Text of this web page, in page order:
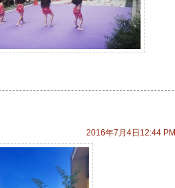
2016年7月4日12:44 PM|